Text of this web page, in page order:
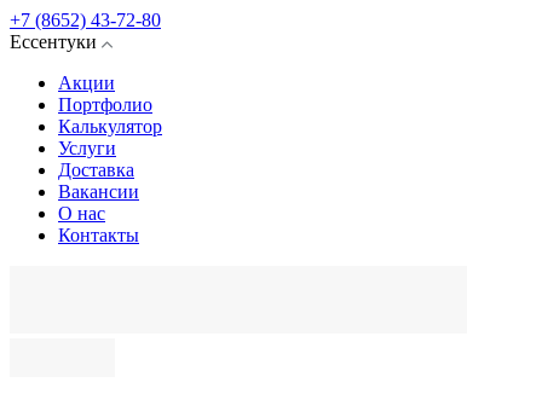
+7 (8652) 43-72-80
Ессентуки
Акции
Портфолио
Калькулятор
Услуги
Доставка
Вакансии
О нас
Контакты